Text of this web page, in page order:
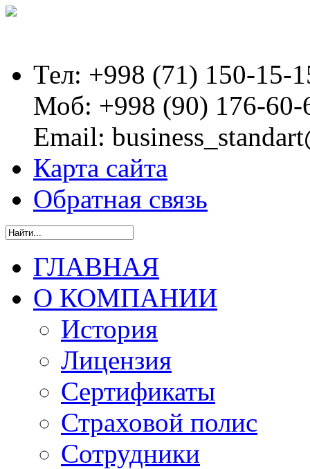
Тел: +998 (71) 150-15-
Моб: +998 (90) 176-60-
Email:
Карта сайта
Обратная связь
ГЛАВНАЯ
О КОМПАНИИ
История
Лицензия
Сертификаты
Страховой полис
Сотрудники